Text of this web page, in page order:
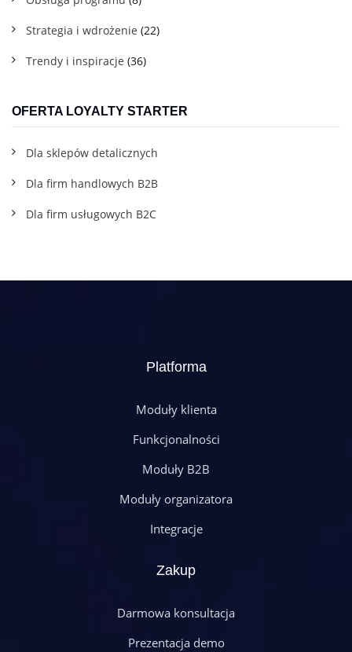
Strategia i wdrożenie (22)
Trendy i inspiracje (36)
OFERTA LOYALTY STARTER
Dla sklepów detalicznych
Dla firm handlowych B2B
Dla firm usługowych B2C
Platforma
Moduły klienta
Funkcjonalności
Moduły B2B
Moduły organizatora
Integracje
Zakup
Darmowa konsultacja
Prezentacja demo